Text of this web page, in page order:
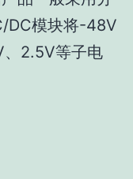
DC模块将-48V
2.5V等子电